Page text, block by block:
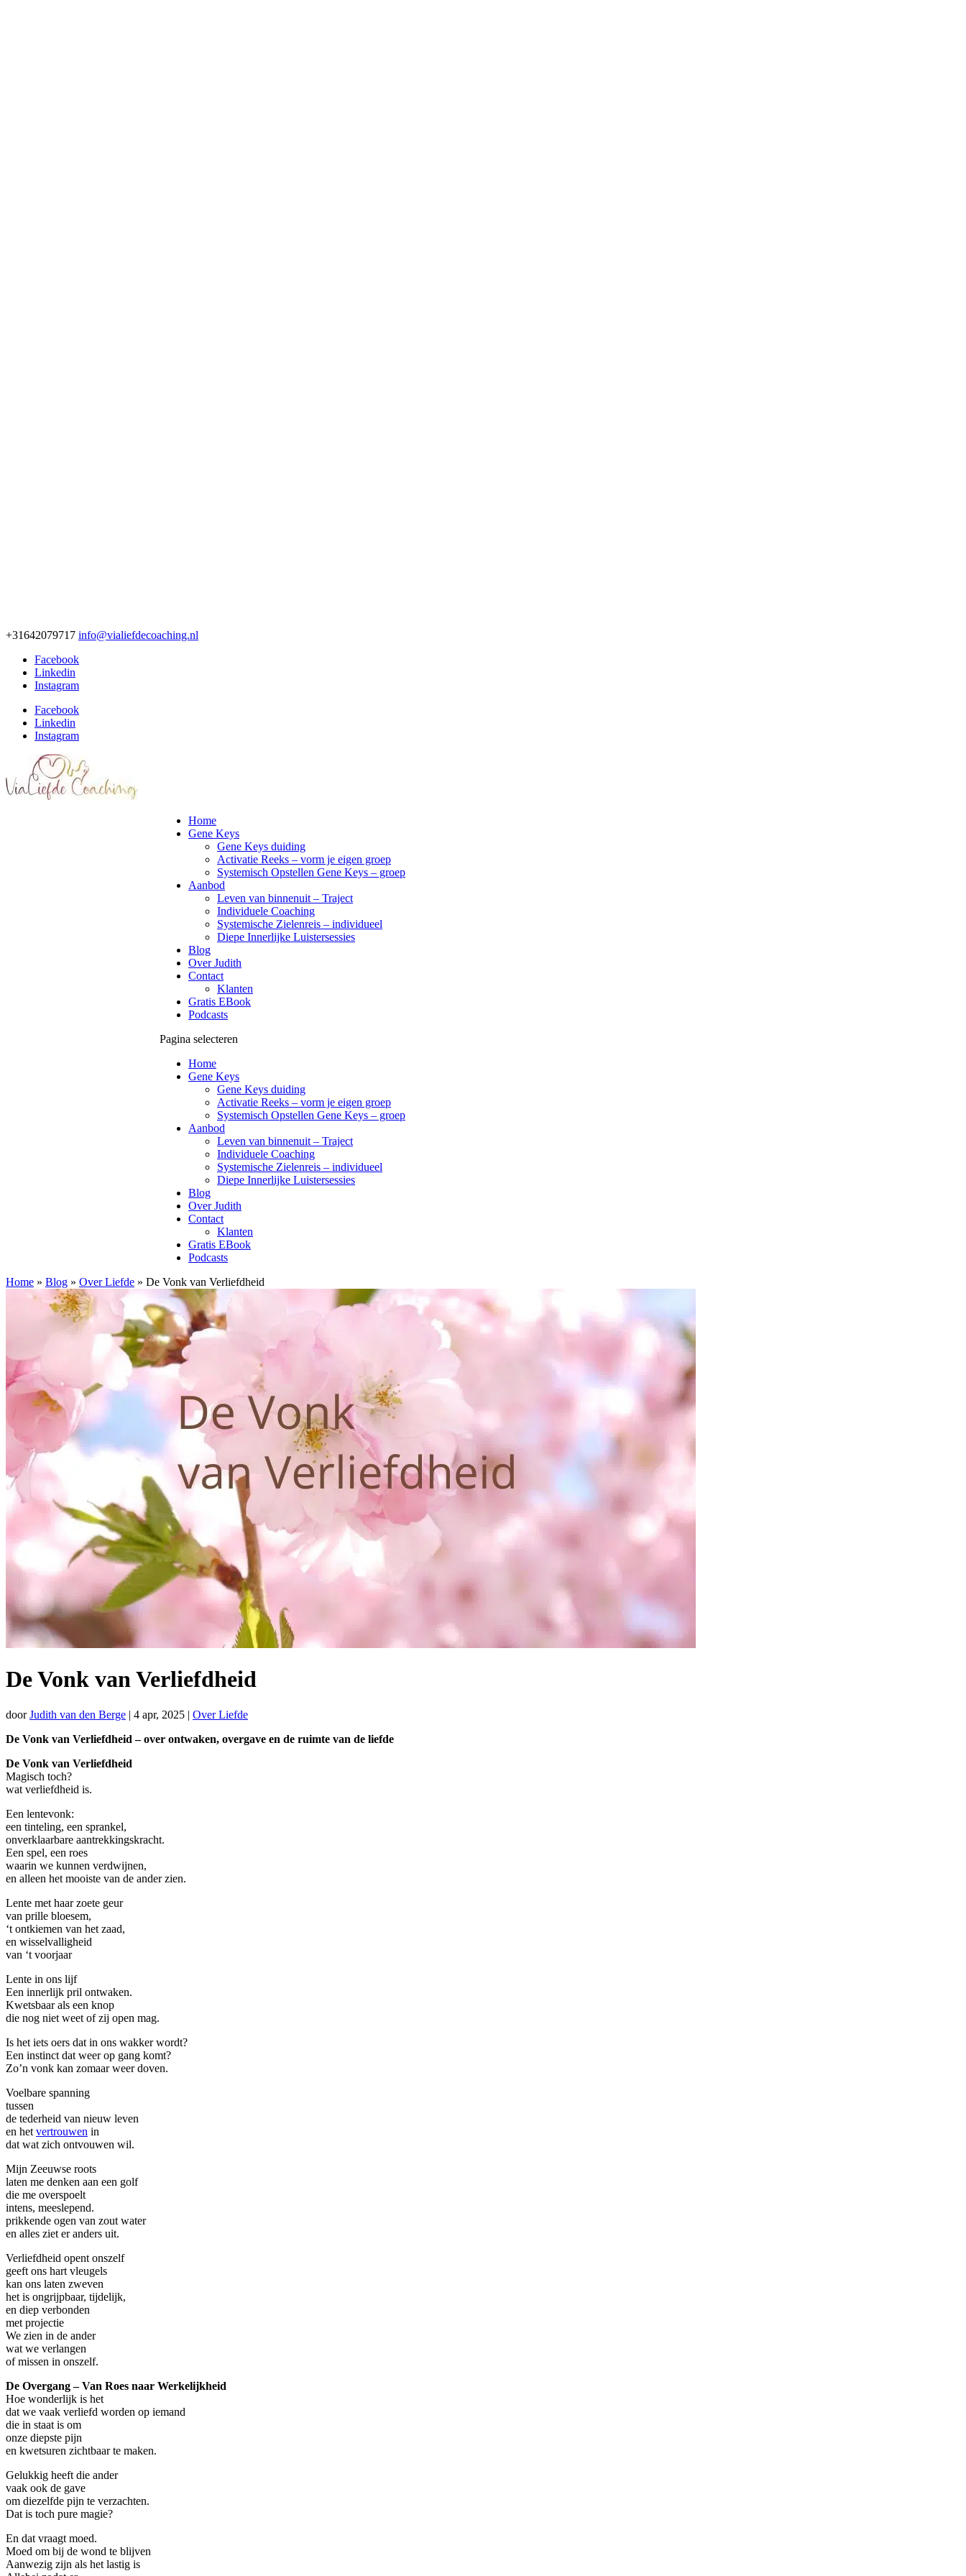
+31642079717 info@vialiefdecoaching.nl
Facebook
Linkedin
Instagram
Facebook
Linkedin
Instagram
Home
Gene Keys
Gene Keys duiding
Activatie Reeks – vorm je eigen groep
Systemisch Opstellen Gene Keys – groep
Aanbod
Leven van binnenuit – Traject
Individuele Coaching
Systemische Zielenreis – individueel
Diepe Innerlijke Luistersessies
Blog
Over Judith
Contact
Klanten
Gratis EBook
Podcasts
Pagina selecteren
Home
Gene Keys
Gene Keys duiding
Activatie Reeks – vorm je eigen groep
Systemisch Opstellen Gene Keys – groep
Aanbod
Leven van binnenuit – Traject
Individuele Coaching
Systemische Zielenreis – individueel
Diepe Innerlijke Luistersessies
Blog
Over Judith
Contact
Klanten
Gratis EBook
Podcasts
Home » Blog » Over Liefde » De Vonk van Verliefdheid
De Vonk van Verliefdheid
doorJudith van den Berge | 4 apr, 2025 | Over Liefde
De Vonk van Verliefdheid – over ontwaken, overgave en de ruimte van de liefde
De Vonk van Verliefdheid
Magisch toch?
wat verliefdheid is.
Een lentevonk:
een tinteling, een sprankel,
onverklaarbare aantrekkingskracht.
Een spel, een roes
waarin we kunnen verdwijnen,
en alleen het mooiste van de ander zien.
Lente met haar zoete geur
van prille bloesem,
‘t ontkiemen van het zaad,
en wisselvalligheid
van ‘t voorjaar
Lente in ons lijf
Een innerlijk pril ontwaken.
Kwetsbaar als een knop
die nog niet weet of zij open mag.
Is het iets oers dat in ons wakker wordt?
Een instinct dat weer op gang komt?
Zo’n vonk kan zomaar weer doven.
Voelbare spanning
tussen
de tederheid van nieuw leven
en het vertrouwen in
dat wat zich ontvouwen wil.
Mijn Zeeuwse roots
laten me denken aan een golf
die me overspoelt
intens, meeslepend.
prikkende ogen van zout water
en alles ziet er anders uit.
Verliefdheid opent onszelf
geeft ons hart vleugels
kan ons laten zweven
het is ongrijpbaar, tijdelijk,
en diep verbonden
met projectie
We zien in de ander
wat we verlangen
of missen in onszelf.
De Overgang – Van Roes naar Werkelijkheid
Hoe wonderlijk is het
dat we vaak verliefd worden op iemand
die in staat is om
onze diepste pijn
en kwetsuren zichtbaar te maken.
Gelukkig heeft die ander
vaak ook de gave
om diezelfde pijn te verzachten.
Dat is toch pure magie?
En dat vraagt moed.
Moed om bij de wond te blijven
Aanwezig zijn als het lastig is